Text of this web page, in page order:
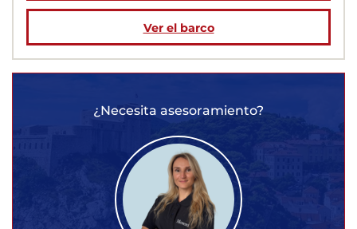
Ver el barco
¿Necesita asesoramiento?